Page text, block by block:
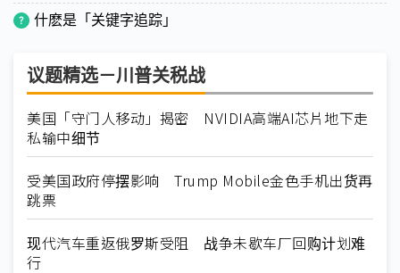
什麽是「关键字追踪」
议题精选－川普关税战
美国「守门人移动」揭密 NVIDIA高端AI芯片地下走
私输中细节
受美国政府停摆影响 Trump Mobile金色手机出货再
跳票
现代汽车重返俄罗斯受阻 战争未歇车厂回购计划难
行